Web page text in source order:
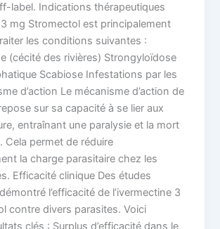
label. Indications thérapeutiques
3 mg Stromectol est principalement
les conditions suivantes :
(cécité des rivières) Strongyloïdose
Scabiose Infestations par les
d’action Le mécanisme d’action de
sur sa capacité à se lier aux
entraînant une paralysie et la mort
Cela permet de réduire
la charge parasitaire chez les
Efficacité clinique Des études
l’efficacité de l’ivermectine 3
contre divers parasites. Voici
clés : Surplus d’efficacité dans le